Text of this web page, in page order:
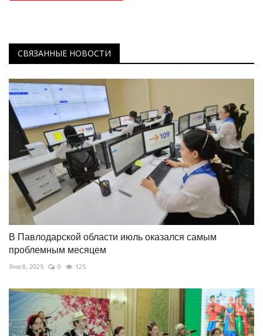
СВЯЗАННЫЕ НОВОСТИ
В Павлодарской области июль оказался самым
проблемным месяцем
Янв 8, 2025 0 125